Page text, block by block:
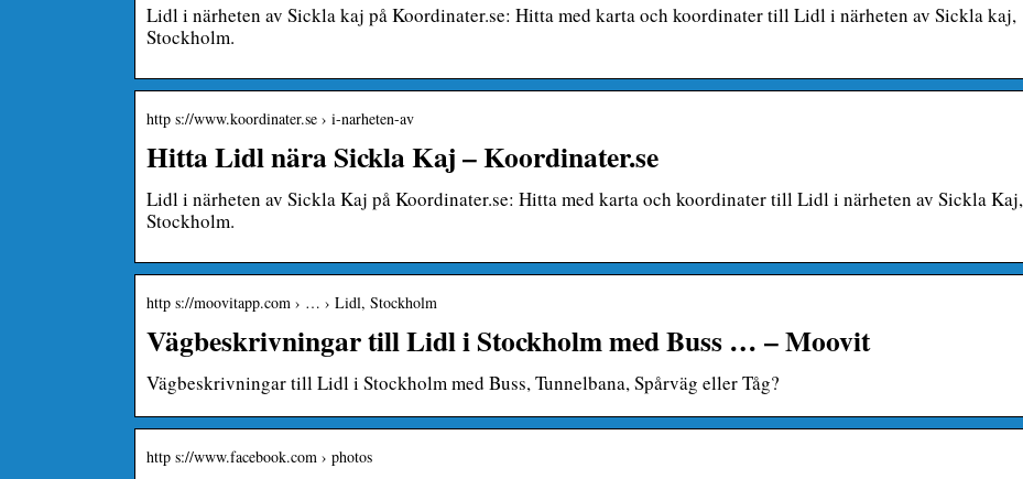
Lidl i närheten av Sickla kaj på Koordinater.se: Hitta med karta och koordinater till Lidl i närheten av Sickla kaj,
Stockholm.
http s://www.koordinater.se › i-narheten-av
Hitta Lidl nära Sickla Kaj – Koordinater.se
Lidl i närheten av Sickla Kaj på Koordinater.se: Hitta med karta och koordinater till Lidl i närheten av Sickla Kaj,
Stockholm.
http s://moovitapp.com › … › Lidl, Stockholm
Vägbeskrivningar till Lidl i Stockholm med Buss … – Moovit
Vägbeskrivningar till Lidl i Stockholm med Buss, Tunnelbana, Spårväg eller Tåg?
http s://www.facebook.com › photos